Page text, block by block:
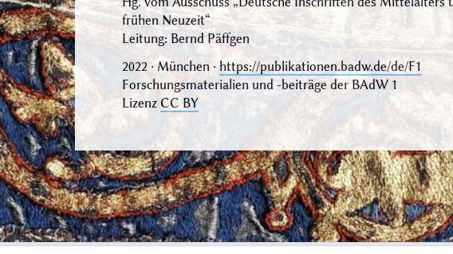
frühen Neuzeit“
Leitung: Bernd Päffgen
2022 · München · https://publikationen.badw.de/de/F1
Forschungsmaterialien und ‑beiträge der BAdW 1
LizenzCC BY